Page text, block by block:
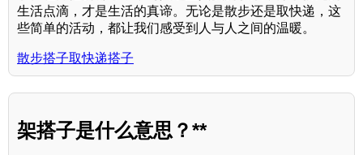
生活点滴，才是生活的真谛。无论是散步还是取快递，这
些简单的活动，都让我们感受到人与人之间的温暖。
散步搭子取快递搭子
架搭子是什么意思？**